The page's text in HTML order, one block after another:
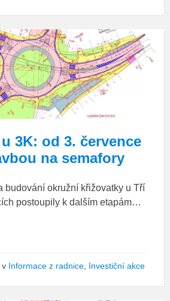
3K_situace
3K: od 3. července
na semafory
budování okružní křižovatky u Tří
postoupily k dalším etapám…
v Informace z radnice Investiční akce